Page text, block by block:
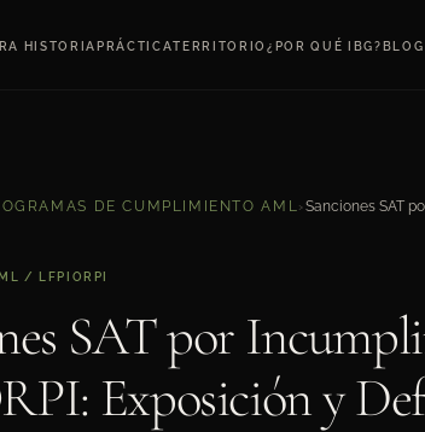
HISTORIAPRÁCTICATERRITORIO ¿POR QUÉ IBG?BLOG
DE CUMPLIMIENTO AML ›
/ LFPIORPI
SAT por
Exposición y